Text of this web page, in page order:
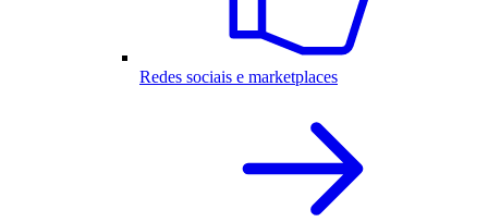
Redes sociais e marketplaces